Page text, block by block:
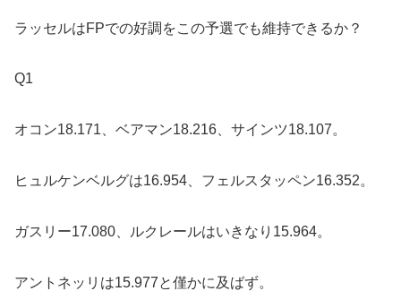
ラッセルはFPでの好調をこの予選でも維持できるか？
Q1
オコン18.171、ベアマン18.216、サインツ18.107。
ヒュルケンベルグは16.954、フェルスタッペン16.352。
ガスリー17.080、ルクレールはいきなり15.964。
アントネッリは15.977と僅かに及ばず。